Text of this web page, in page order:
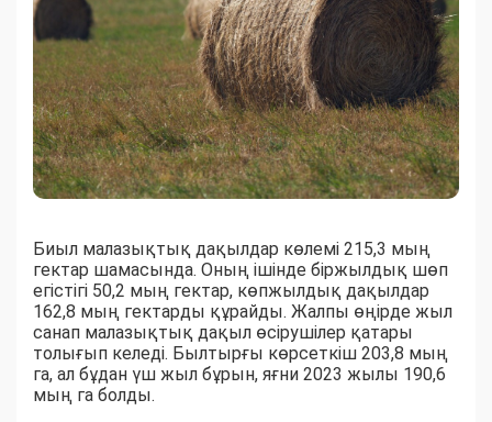
Биыл малазықтық дақылдар көлемі 215,3 мың
гектар шамасында. Оның ішінде біржылдық шөп
егістігі 50,2 мың гектар, көпжылдық дақылдар
162,8 мың гектарды құрайды. Жалпы өңірде жыл
санап малазықтық дақыл өсірушілер қатары
толығып келеді. Былтырғы көрсеткіш 203,8 мың
га, ал бұдан үш жыл бұрын, яғни 2023 жылы 190,6
мың га болды.